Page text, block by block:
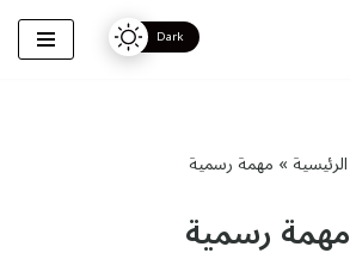
الرئيسية » مهمة رسمية
مهمة رسمية